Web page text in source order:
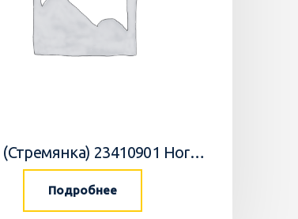
Скоба (Стремянка) 23410901 Horsch
Подробнее